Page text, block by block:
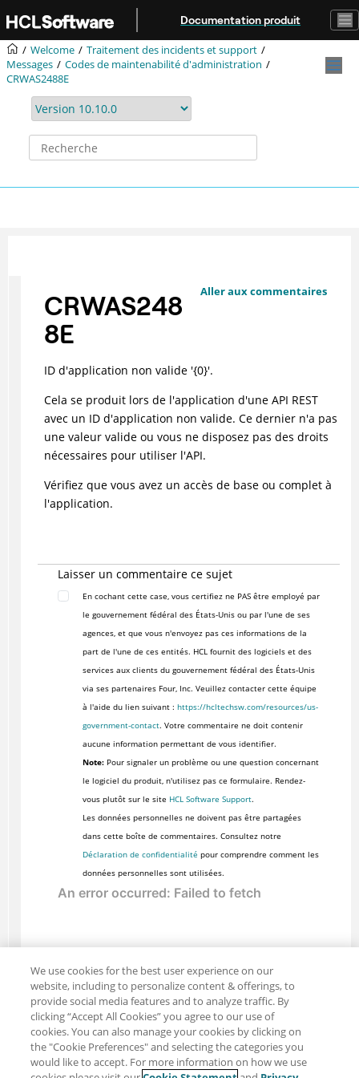
Aller au contenu principal
Documentation produit
Welcome
Traitement des incidents et support
Messages
Codes de maintenabilité d'administration
CRWAS2488E
Aller aux commentaires
CRWAS248
8E
ID d'application non valide '{0}'.
Cela se produit lors de l'application d'une API REST
avec un ID d'application non valide. Ce dernier n'a pas
une valeur valide ou vous ne disposez pas des droits
nécessaires pour utiliser l'API.
Vérifiez que vous avez un accès de base ou complet à
l'application.
Laisser un commentaire ce sujet
En cochant cette case, vous certifiez ne PAS être employé par
le gouvernement fédéral des États-Unis ou par l'une de ses
agences, et que vous n'envoyez pas ces informations de la
part de l'une de ces entités. HCL fournit des logiciels et des
services aux clients du gouvernement fédéral des États-Unis
via ses partenaires Four, Inc. Veuillez contacter cette équipe
à l'aide du lien suivant : https://hcltechsw.com/resources/us-
government-contact. Votre commentaire ne doit contenir
aucune information permettant de vous identifier.
Note:Pour signaler un problème ou une question concernant
le logiciel du produit, n'utilisez pas ce formulaire. Rendez-
vous plutôt sur le site HCL Software Support.
Les données personnelles ne doivent pas être partagées
dans cette boîte de commentaires. Consultez notre
Déclaration de confidentialité pour comprendre comment les
données personnelles sont utilisées.
We use cookies for the best user experience on our
website, including to personalize content & offerings, to
provide social media features and to analyze traffic. By
clicking “Accept All Cookies” you agree to our use of
cookies. You can also manage your cookies by clicking on
the "Cookie Preferences" and selecting the categories you
would like to accept. For more information on how we use